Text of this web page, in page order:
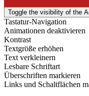
Toggle the visibility of the
Tastatur-Navigation
Animationen deaktivieren
Kontrast
Textgröße erhöhen
Text verkleinern
Lesbare Schriftart
Überschriften markieren
Links und Schaltflächen